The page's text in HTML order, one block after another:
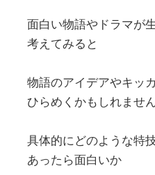
面白い物語やドラマが
考えてみると
物語のアイデアやキッ
ひらめくかもしれません
具体的にどのような特
あったら面白いか